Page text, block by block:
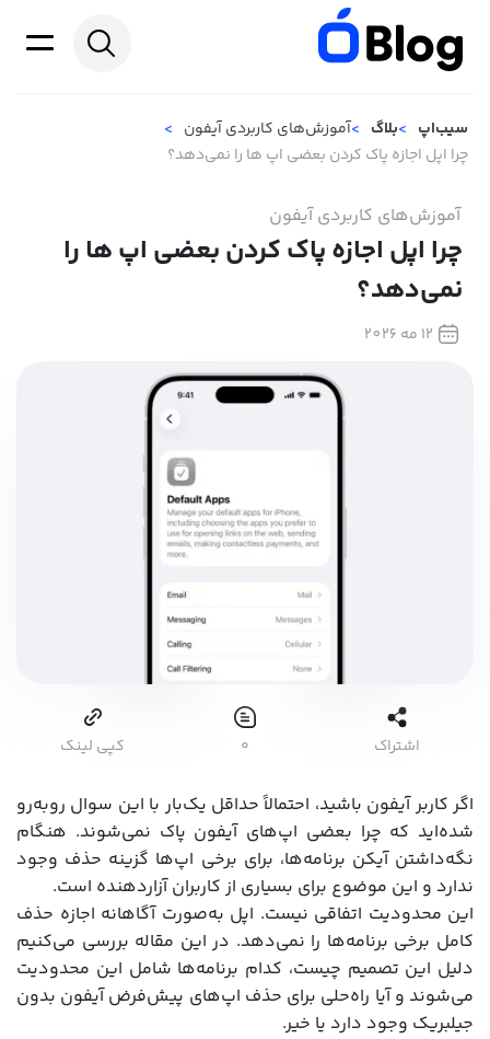
سیب‌اپ بلاگ
آموزش‌های کاربردی آیفون
چرا اپل اجازه پاک کردن بعضی اپ ها را نمی‌دهد؟
آموزش‌های کاربردی آیفون
چرا اپل اجازه پاک کردن بعضی اپ ها را
نمی‌دهد؟
12 مه 2026
اشتراک ۰ کپی لینک
اگر کاربر آیفون باشید، احتمالاً حداقل یک‌بار با این سوال روبه‌رو
شده‌اید که چرا بعضی اپ‌های آیفون پاک نمی‌شوند. هنگام
نگه‌داشتن آیکن برنامه‌ها، برای برخی اپ‌ها گزینه حذف وجود
ندارد و این موضوع برای بسیاری از کاربران آزاردهنده است.
این محدودیت اتفاقی نیست. اپل به‌صورت آگاهانه اجازه حذف
کامل برخی برنامه‌ها را نمی‌دهد. در این مقاله بررسی می‌کنیم
دلیل این تصمیم چیست، کدام برنامه‌ها شامل این محدودیت
می‌شوند و آیا راه‌حلی برای حذف اپ‌های پیش‌فرض آیفون بدون
جیلبریک وجود دارد یا خیر.